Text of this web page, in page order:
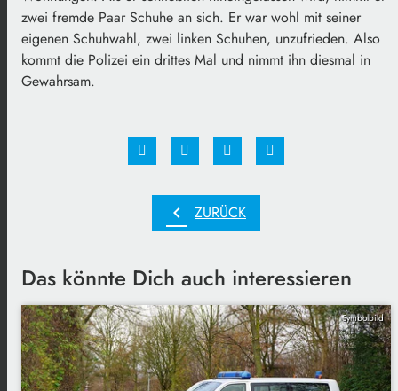
zwei fremde Paar Schuhe an sich. Er war wohl mit seiner
eigenen Schuhwahl, zwei linken Schuhen, unzufrieden. Also
kommt die Polizei ein drittes Mal und nimmt ihn diesmal in
Gewahrsam.
chevron_left ZURÜCK
Das könnte Dich auch interessieren
Symbolbild